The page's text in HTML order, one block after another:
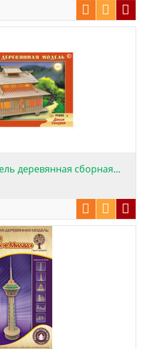
деревянная сборная...